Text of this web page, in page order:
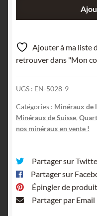
et
Rutile,
Col
Lukmanier,
Grisons,
Suisse.
Ajouter à ma liste
retrouver dans "Mon
UGS : EN-5028-9
Catégories : Minéraux de
Minéraux de Suisse,
nos minéraux en vente !
Partager sur
Partager sur
Épingler de produit
Partager par Email